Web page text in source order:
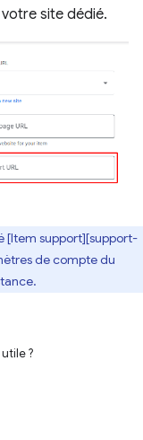
site dédié.
[Item support][support-
de compte du
?